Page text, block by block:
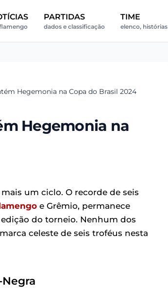
PARTIDAS
dados e classificação
TIME
elenco, histórias
Hegemonia na Copa do Brasil 2024
Hegemonia na
um ciclo. O recorde de seis
e Grêmio, permanece
do torneio. Nenhum dos
celeste de seis troféus nesta